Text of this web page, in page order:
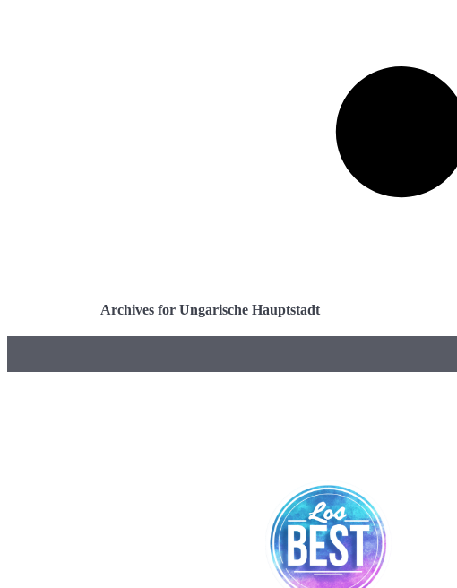
Archives for Ungarische Hauptstadt